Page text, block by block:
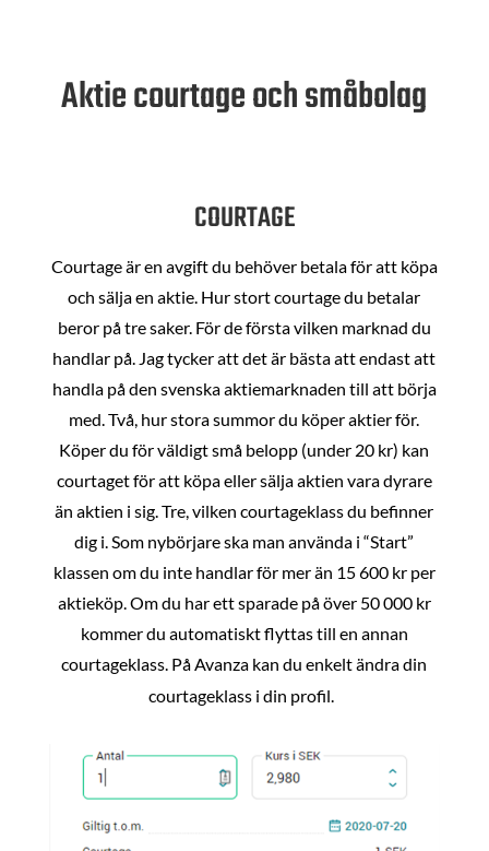
Aktie courtage och småbolag
COURTAGE
Courtage är en avgift du behöver betala för att köpa
och sälja en aktie. Hur stort courtage du betalar
beror på tre saker. För de första vilken marknad du
handlar på. Jag tycker att det är bästa att endast att
handla på den svenska aktiemarknaden till att börja
med. Två, hur stora summor du köper aktier för.
Köper du för väldigt små belopp (under 20 kr) kan
courtaget för att köpa eller sälja aktien vara dyrare
än aktien i sig. Tre, vilken courtageklass du befinner
dig i. Som nybörjare ska man använda i “Start”
klassen om du inte handlar för mer än 15 600 kr per
aktieköp. Om du har ett sparade på över 50 000 kr
kommer du automatiskt flyttas till en annan
courtageklass. På Avanza kan du enkelt ändra din
courtageklass i din profil.